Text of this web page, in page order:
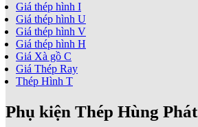
Giá thép hình I
Giá thép hình U
Giá thép hình V
Giá thép hình H
Giá Xà gồ C
Giá Thép Ray
Thép Hình T
Phụ kiện Thép Hùng Phát